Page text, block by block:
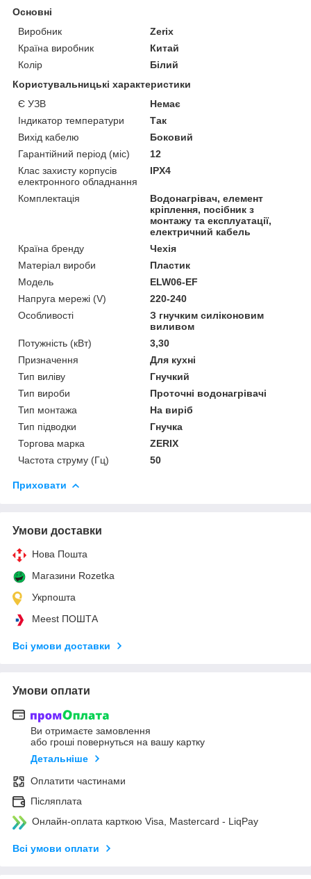
Основні
Виробник
Zerix
Країна виробник
Китай
Колір
Білий
Користувальницькі характеристики
Є УЗВ
Немає
Індикатор температури
Так
Вихід кабелю
Боковий
Гарантійний період (міс)
12
Клас захисту корпусів
електронного обладнання
IPX4
Комплектація
Водонагрівач, елемент
кріплення, посібник з
монтажу та експлуатації,
електричний кабель
Країна бренду
Чехія
Матеріал вироби
Пластик
Мoдель
ELW06-EF
Напруга мережі (V)
220-240
Особливості
З гнучким силіконовим
виливом
Потужність (кВт)
3,30
Призначення
Для кухні
Тип виліву
Гнучкий
Тип вироби
Проточні водонагрівачі
Тип монтажа
На виріб
Тип підводки
Гнучка
Торгова марка
ZERIX
Частота струму (Гц)
50
Приховати
Умови доставки
Нова Пошта
Магазини Rozetka
Укрпошта
Meest ПОШТА
Всі умови доставки
Умови оплати
Ви отримаєте замовлення
або гроші повернуться на вашу картку
Детальніше
Оплатити частинами
Післяплата
Онлайн-оплата карткою Visa, Mastercard - LiqPay
Всі умови оплати